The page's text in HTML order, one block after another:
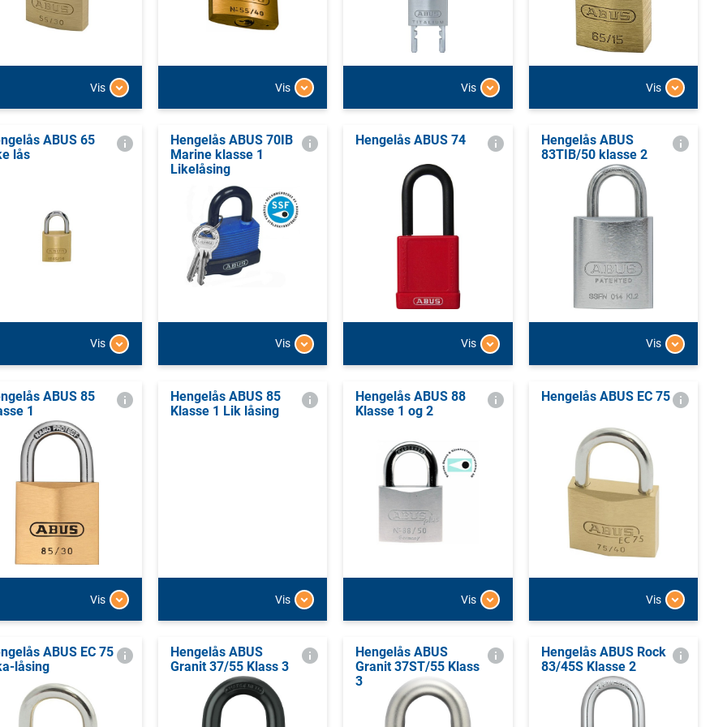
Vis Vis Vis Vis
ABUS 65
lås
Vis
Hengelås ABUS 70IB
Marine klasse 1
Likelåsing
Vis
Hengelås ABUS 74
Vis
Hengelås ABUS
83TIB/50 klasse 2
Vis
ABUS 85
1
Vis
Hengelås ABUS 85
Klasse 1 Lik låsing
Vis
Hengelås ABUS 88
Klasse 1 og 2
Vis
Hengelås ABUS EC 75
Vis
ABUS EC 75
låsing
Hengelås ABUS
Granit 37/55 Klass 3
Hengelås ABUS
Granit 37ST/55 Klass
3
Hengelås ABUS Rock
83/45S Klasse 2